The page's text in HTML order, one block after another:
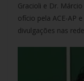
Gracioli e Dr.
ofício pela ACE-AP
divulgações nas